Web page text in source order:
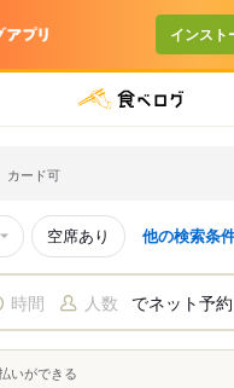
インスト
カード可
空席あり 他の検索条
時間 人数 でネット予約
いができる